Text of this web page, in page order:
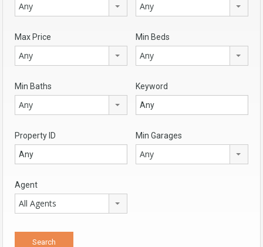
Any Any
Max Price
Any
Min Beds
Any
Min Baths
Any
Keyword
Property ID Min Garages
Any
Agent
All Agents